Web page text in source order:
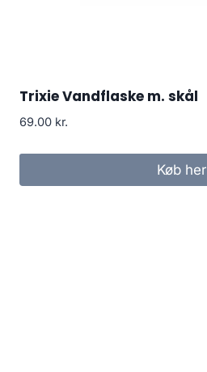
Trixie Vandflaske m. skål
69.00 kr.
Køb her